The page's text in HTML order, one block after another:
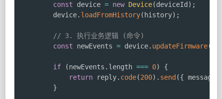
const device = new Device(deviceId ) ;
        device
. loadFromHistory( history) ;
// 3. 执行业务逻辑 (命令)
const newEvents = device. updateFirmware(
if (newEvents . length === 0)
{
return reply. code(200) . send ({ message
}